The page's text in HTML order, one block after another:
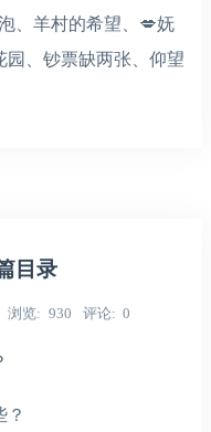
、羊村的希望、💋妩
园、钞票缺两张、仰望
目录
浏览 930 评论 0
？